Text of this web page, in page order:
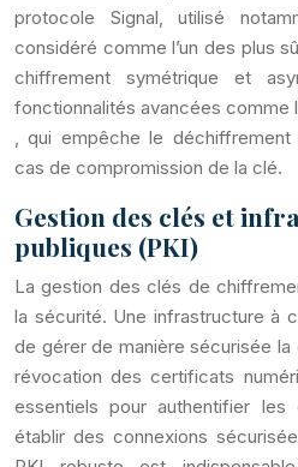
protocole Signal, utilisé
considéré comme l’un des plus
chiffrement symétrique et
fonctionnalités avancées comme
, qui empêche le
cas de compromission de la clé.
Gestion des clés et
publiques (PKI)
La gestion des clés de
la sécurité. Une infrastructure à
de gérer de manière sécurisée
révocation des certificats
essentiels pour authentifier les
établir des connexions